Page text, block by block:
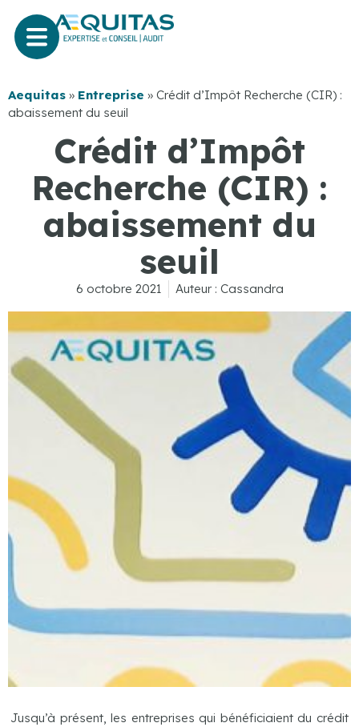
Aequitas » Entreprise » Crédit d’Impôt Recherche (CIR) :
abaissement du seuil
Crédit d’Impôt
Recherche (CIR) :
abaissement du
seuil
6 octobre 2021 Auteur : Cassandra
Jusqu’à présent, les entreprises qui bénéficiaient du crédit